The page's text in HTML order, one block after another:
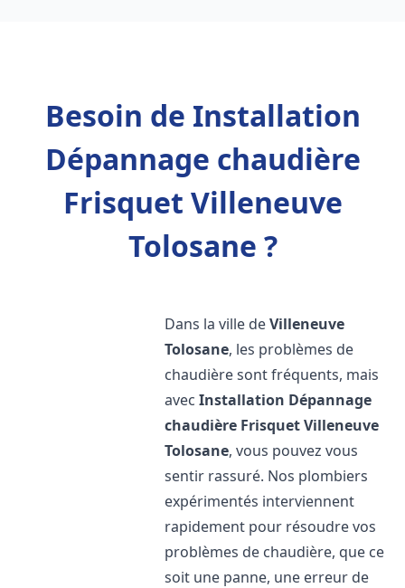
Besoin de Installation
Dépannage chaudière
Frisquet Villeneuve
Tolosane ?
Dans la ville deVilleneuve
Tolosane, les problèmes de
chaudière sont fréquents, mais
avecInstallation Dépannage
chaudière FrisquetVilleneuve
Tolosane, vous pouvez vous
sentir rassuré. Nos plombiers
expérimentés interviennent
rapidement pour résoudre vos
problèmes de chaudière, que ce
soit une panne, une erreur de